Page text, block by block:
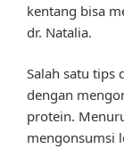
kentang bisa
dr. Natalia.
Salah satu tips
dengan
protein.
mengonsumsi